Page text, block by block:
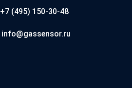
+7 (495) 150-30-48
info@gassensor.ru